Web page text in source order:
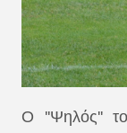
Ο ''Ψηλός''